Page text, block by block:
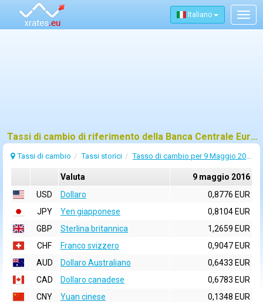
Italiano
Tassi di cambio di riferimento della Banca Centrale Europea (BCE) per 9 maggio 2016
Tassi di cambio Tassi storici Tasso di cambio per 9 Maggio 2016
Valuta
9 maggio 2016
USD
Dollaro
0,8776 EUR
JPY
Yen giapponese
0,8104 EUR
GBP
Sterlina britannica
1,2659 EUR
CHF
Franco svizzero
0,9047 EUR
AUD
Dollaro Australiano
0,6433 EUR
CAD
Dollaro canadese
0,6783 EUR
CNY
Yuan cinese
0,1348 EUR